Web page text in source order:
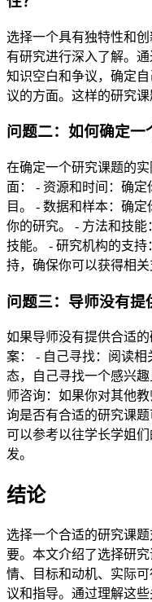
选择一个具有独特性和
有研究进行深入了解。
知识空白和争议，确定
议的方面。这样的研究课
问题二：如何确定一
在确定一个研究课题的
面： - 资源和时间：确
目。 - 数据和样本：确
你的研究。 - 方法和技
技能。 - 研究机构的支
持，确保你可以获得相关
问题三：导师没有提
如果导师没有提供合适
案： - 自己寻找：阅读
态，自己寻找一个感兴
师咨询：如果你对其他
询是否有合适的研究课题
可以参考以往学长学姐
发。
结论
选择一个合适的研究课
要。本文介绍了选择研
情、目标和动机、实际
议和指导。通过理解这